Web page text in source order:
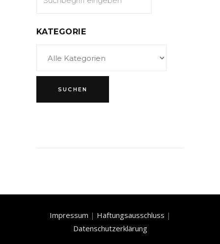
KATEGORIE
Impressum | Haftungsausschluss |
Datenschutzerklärung